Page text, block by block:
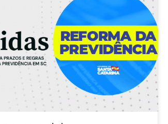
no Diário Oficial (DOE) no dia 12 de
da Lei Complementar nº 773/2021,
Reforma da Previdência dos servidores
Respeitando o princípio da
o texto só entra em vigor 90 dias após sua
a partir de novembro, no tocante […]